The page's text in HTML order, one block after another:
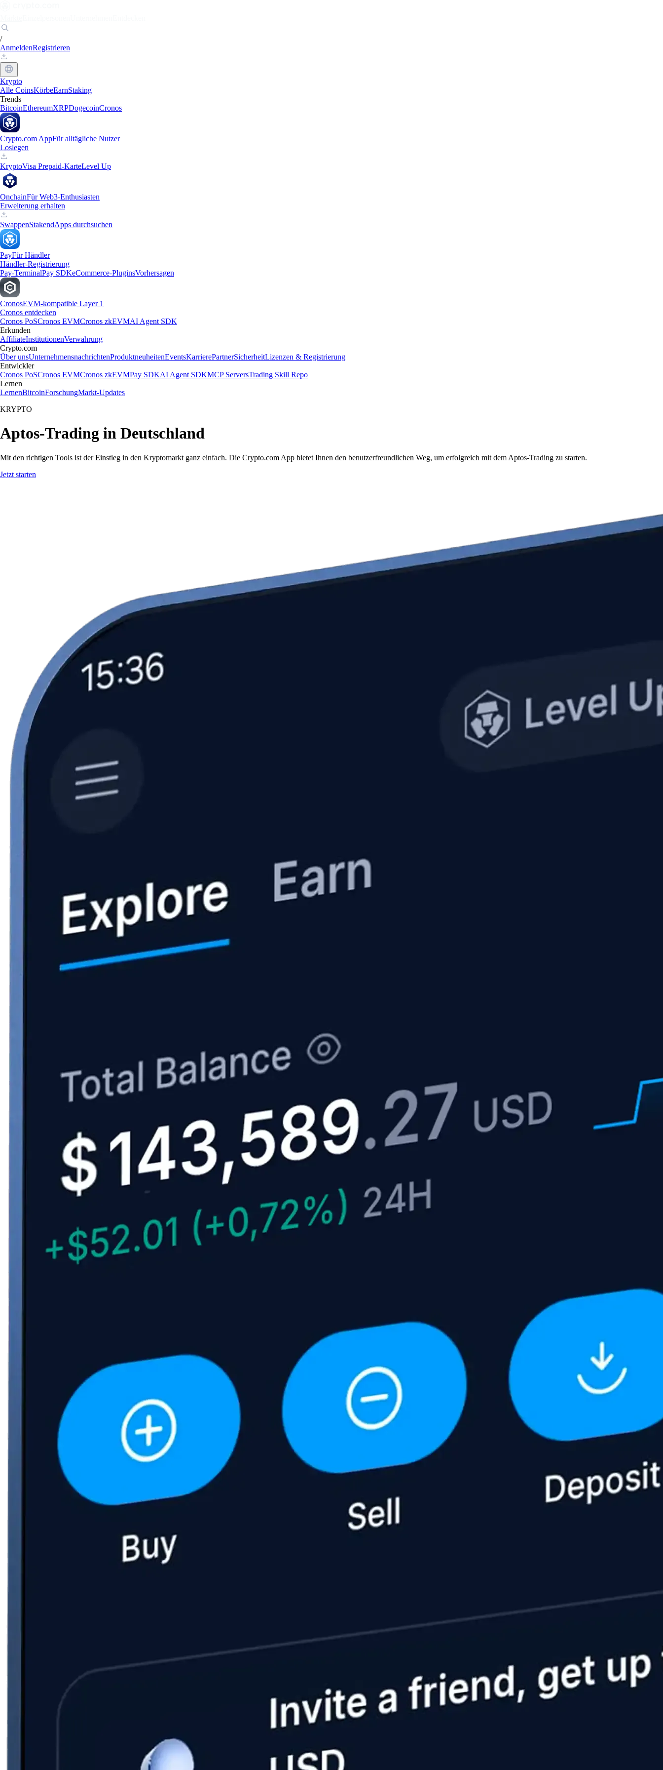
/
AnmeldenRegistrieren
Krypto
Alle CoinsKörbeEarnStaking
Trends
BitcoinEthereumXRPDogecoinCronos
Crypto.com AppFür alltägliche Nutzer
Loslegen
KryptoVisa Prepaid-KarteLevel Up
OnchainFür Web3-Enthusiasten
Erweiterung erhalten
SwappenStakendApps durchsuchen
PayFür Händler
Händler-Registrierung
Pay-TerminalPay SDKeCommerce-PluginsVorhersagen
CronosEVM-kompatible Layer 1
Cronos entdecken
Cronos PoSCronos EVMCronos zkEVMAI Agent SDK
Erkunden
AffiliateInstitutionenVerwahrung
Crypto.com
Über unsUnternehmensnachrichtenProduktneuheitenEventsKarrierePartnerSicherheitLizenzen & Registrierung
Entwickler
Cronos PoSCronos EVMCronos zkEVMPay SDKAI Agent SDKMCP ServersTrading Skill Repo
Lernen
LernenBitcoinForschungMarkt-Updates
KRYPTO
Aptos-Trading in Deutschland
Mit den richtigen Tools ist der Einstieg in den Kryptomarkt ganz einfach. Die Crypto.com App bietet Ihnen den benutzerfreundlichen Weg, um erfolgreich mit dem Aptos-Trading zu starten.
Jetzt starten